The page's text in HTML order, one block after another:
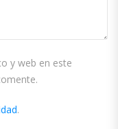
y web en este
.